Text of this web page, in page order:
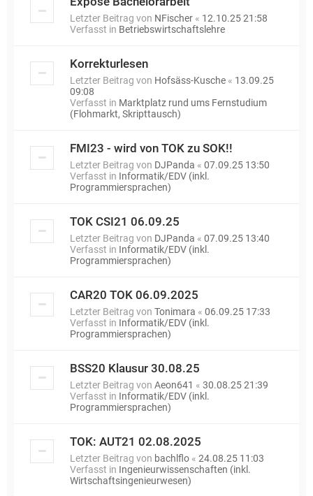
Letzter Beitrag von NFischer « 12.10.25 21:58
Verfasst in Betriebswirtschaftslehre
Korrekturlesen
Letzter Beitrag von Hofsäss-Kusche « 13.09.25
09:08
Verfasst in Marktplatz rund ums Fernstudium
(Flohmarkt, Skripttausch)
FMI23 - wird von TOK zu SOK!!
Letzter Beitrag von DJPanda « 07.09.25 13:50
Verfasst in Informatik/EDV (inkl.
Programmiersprachen)
TOK CSI21 06.09.25
Letzter Beitrag von DJPanda « 07.09.25 13:40
Verfasst in Informatik/EDV (inkl.
Programmiersprachen)
CAR20 TOK 06.09.2025
Letzter Beitrag von Tonimara « 06.09.25 17:33
Verfasst in Informatik/EDV (inkl.
Programmiersprachen)
BSS20 Klausur 30.08.25
Letzter Beitrag von Aeon641 « 30.08.25 21:39
Verfasst in Informatik/EDV (inkl.
Programmiersprachen)
TOK: AUT21 02.08.2025
Letzter Beitrag von bachlflo « 24.08.25 11:03
Verfasst in Ingenieurwissenschaften (inkl.
Wirtschaftsingenieurwesen)